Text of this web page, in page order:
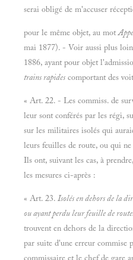
serai obligé de m'accuser
pour le même objet, au mot
mai 1877). - Voir aussi plus
1886, ayant pour objet
trains rapides comportant des
« Art. 22. - Les commiss. de
leur sont conférés par les régi,
sur les militaires isolés qui
leurs feuilles de route, ou qui
Ils ont, suivant les cas, à
les mesures ci-après :
« Art. 23. Isolés en dehors de la
ou ayant perdu leur feuille de route.
trouvent en dehors de la
par suite d'une erreur commise
commissaire et le chef de gare